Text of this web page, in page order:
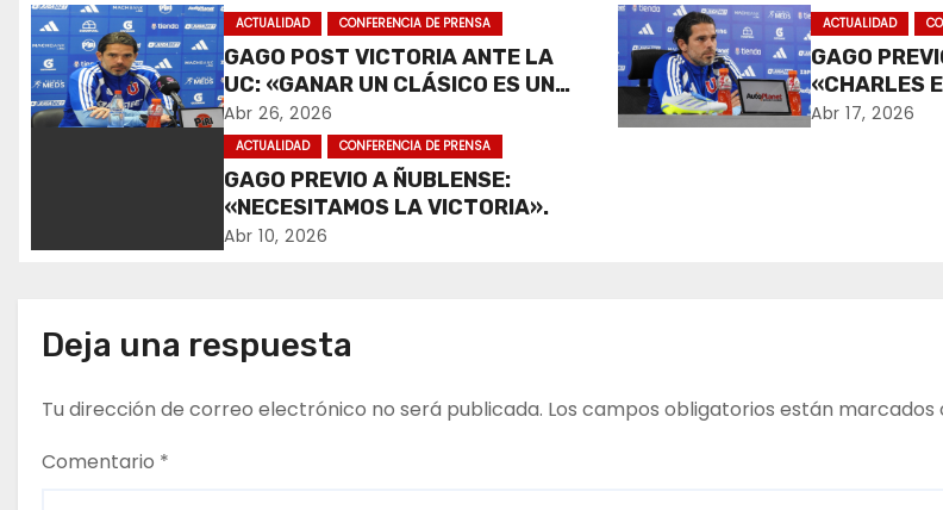
e
g
a
n
e
e
ACTUALIDAD CONFERENCIA DE PRENSA
GAGO POST VICTORIA ANTE LA
UC: «GANAR UN CLÁSICO ES UNA
ALEGRÍA».
Abr 26, 2026
ACTUALIDAD
GAGO
«CHARLES
Abr 17, 2026
ACTUALIDAD CONFERENCIA DE PRENSA
GAGO PREVIO A ÑUBLENSE:
«NECESITAMOS LA VICTORIA».
Abr 10, 2026
Deja una respuesta
Tu dirección de correo electrónico no será publicada. Los campos obligatorios están marcados
Comentario *